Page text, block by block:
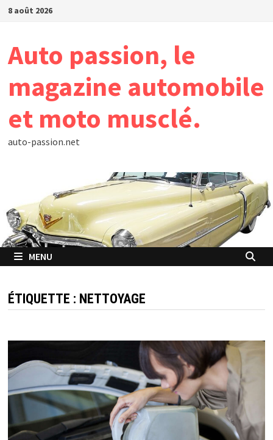
Passer
8 août 2026
Auto passion, le
magazine automobile
et moto musclé.
auto-passion.net
MENU
ÉTIQUETTE : NETTOYAGE